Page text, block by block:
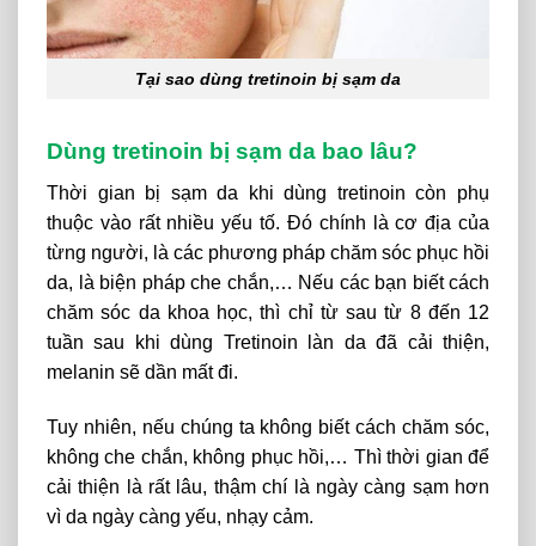
Tại sao dùng tretinoin bị sạm da
Dùng tretinoin bị sạm da bao lâu?
Thời gian bị sạm da khi dùng tretinoin còn phụ
thuộc vào rất nhiều yếu tố. Đó chính là cơ địa của
từng người, là các phương pháp chăm sóc phục hồi
da, là biện pháp che chắn,… Nếu các bạn biết cách
chăm sóc da khoa học, thì chỉ từ sau từ 8 đến 12
tuần sau khi dùng Tretinoin làn da đã cải thiện,
melanin sẽ dần mất đi.
Tuy nhiên, nếu chúng ta không biết cách chăm sóc,
không che chắn, không phục hồi,… Thì thời gian để
cải thiện là rất lâu, thậm chí là ngày càng sạm hơn
vì da ngày càng yếu, nhạy cảm.